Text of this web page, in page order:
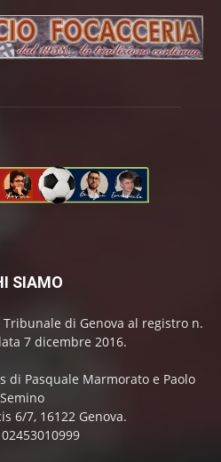
SIAMO
di Genova al registro n.
7 dicembre 2016.
di Pasquale Marmorato e Paolo
Semino
6/7, 16122 Genova.
02453010999